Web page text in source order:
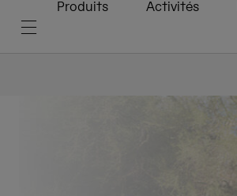
Produits Activités